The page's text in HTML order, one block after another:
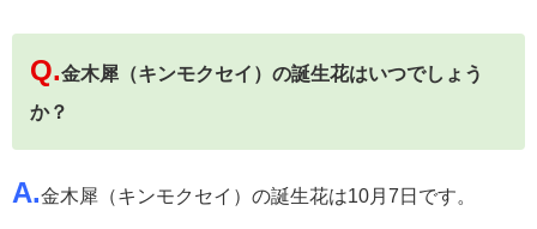
Q.金木犀（キンモクセイ）の誕生花はいつでしょう
か？
A.金木犀（キンモクセイ）の誕生花は10月7日です。